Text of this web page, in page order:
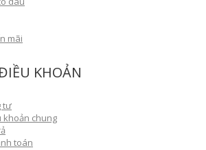
mãi
KHOẢN
tư
khoản chung
toán